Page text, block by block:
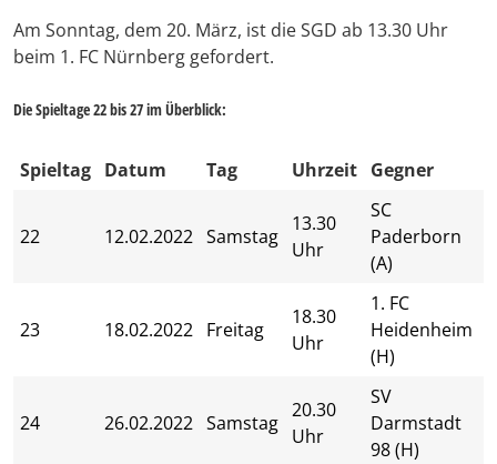
Am Sonntag, dem 20. März, ist die SGD ab 13.30 Uhr
beim 1. FC Nürnberg gefordert.
Die Spieltage 22 bis 27 im Überblick:
Spieltag Datum Tag Uhrzeit Gegner
22 12.02.2022 Samstag
13.30
Uhr
SC
Paderborn
(A)
23 18.02.2022 Freitag
18.30
Uhr
1. FC
Heidenheim
(H)
24 26.02.2022 Samstag
20.30
Uhr
SV
Darmstadt
98 (H)